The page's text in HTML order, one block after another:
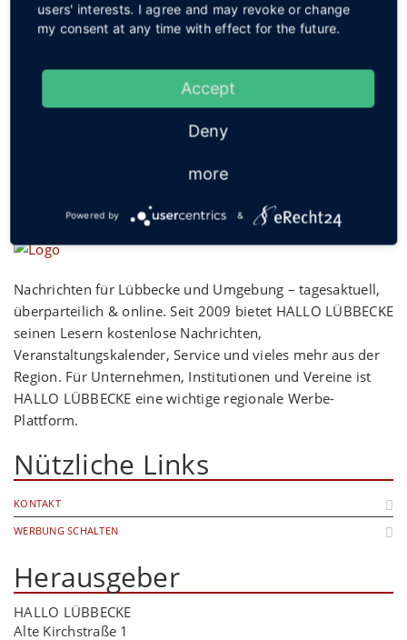
Service
Nachrichten für Lübbecke und Umgebung – tagesaktuell,
überparteilich & online. Seit 2009 bietet HALLO LÜBBECKE
seinen Lesern kostenlose Nachrichten,
Veranstaltungskalender, Service und vieles mehr aus der
Region. Für Unternehmen, Institutionen und Vereine ist
HALLO LÜBBECKE eine wichtige regionale Werbe-
Plattform.
Nützliche Links
KONTAKT
WERBUNG SCHALTEN
Herausgeber
HALLO LÜBBECKE
Alte Kirchstraße 1
users' interests. I agree and may revoke or change
my consent at any time with effect for the future.
Accept
Deny
more
Powered by &